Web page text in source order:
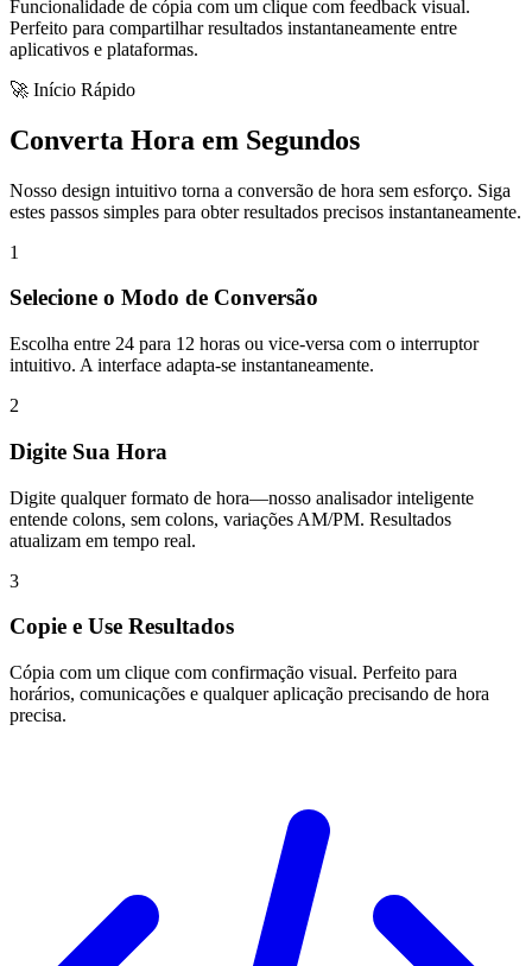
Funcionalidade de cópia com um clique com feedback visual.
Perfeito para compartilhar resultados instantaneamente entre
aplicativos e plataformas.
🚀 Início Rápido
Converta Hora em Segundos
Nosso design intuitivo torna a conversão de hora sem esforço. Siga
estes passos simples para obter resultados precisos instantaneamente.
1
Selecione o Modo de Conversão
Escolha entre 24 para 12 horas ou vice-versa com o interruptor
intuitivo. A interface adapta-se instantaneamente.
2
Digite Sua Hora
Digite qualquer formato de hora—nosso analisador inteligente
entende colons, sem colons, variações AM/PM. Resultados
atualizam em tempo real.
3
Copie e Use Resultados
Cópia com um clique com confirmação visual. Perfeito para
horários, comunicações e qualquer aplicação precisando de hora
precisa.